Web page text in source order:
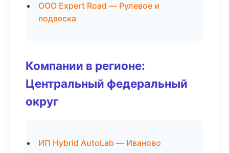
ООО Expert Road — Рулевое и
подвеска
Компании в регионе:
Центральный федеральный
округ
ИП Hybrid AutoLab — Иваново